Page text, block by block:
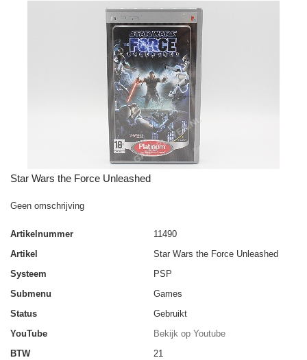
Star Wars the Force Unleashed
Geen omschrijving
Artikelnummer
11490
Artikel
Star Wars the Force Unleashed
Systeem
PSP
Submenu
Games
Status
Gebruikt
YouTube
Bekijk op Youtube
BTW
21